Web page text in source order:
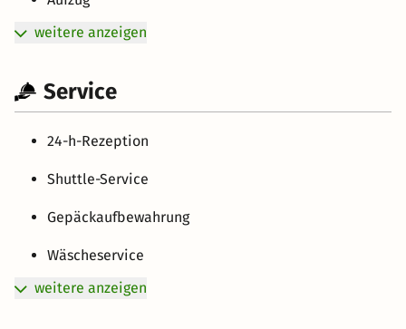
weitere anzeigen
Service
24-h-Rezeption
Shuttle-Service
Gepäckaufbewahrung
Wäscheservice
weitere anzeigen